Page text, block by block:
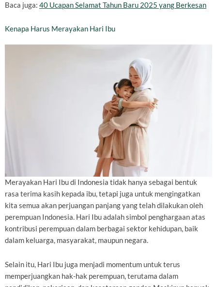
Baca juga: 40 Ucapan Selamat Tahun Baru 2025 yang Berkesan
Kenapa Harus Merayakan Hari Ibu
Merayakan Hari Ibu di Indonesia tidak hanya sebagai bentuk
rasa terima kasih kepada ibu, tetapi juga untuk mengingatkan
kita semua akan perjuangan panjang yang telah dilakukan oleh
perempuan Indonesia. Hari Ibu adalah simbol penghargaan atas
kontribusi perempuan dalam berbagai sektor kehidupan, baik
dalam keluarga, masyarakat, maupun negara.
Selain itu, Hari Ibu juga menjadi momentum untuk terus
memperjuangkan hak-hak perempuan, terutama dalam